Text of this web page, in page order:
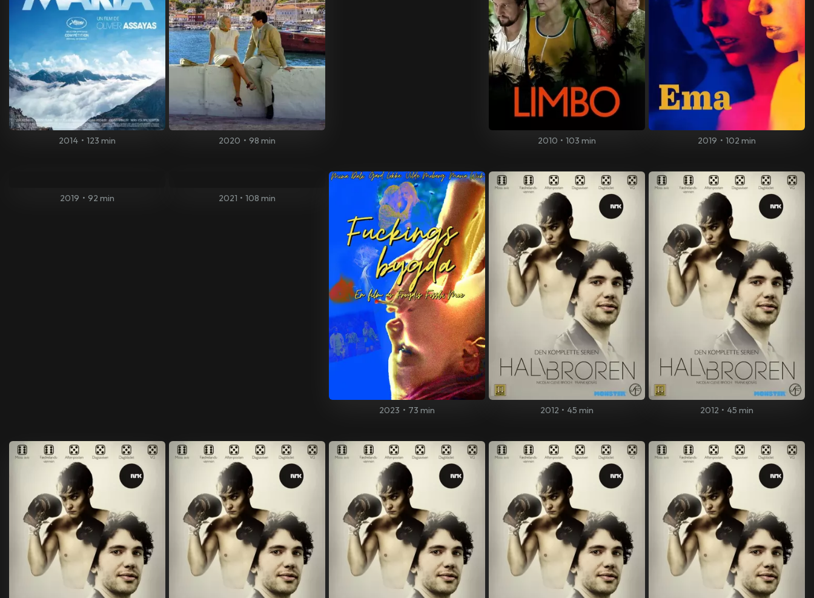
2014 • 123 min 2020 • 98 min 2010 • 103 min 2019 • 102 min
2019 • 92 min 2021 • 108 min
2023 • 73 min 2012 • 45 min 2012 • 45 min